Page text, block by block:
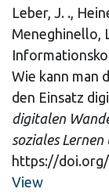
Leber, J. .,
Meneghinello,
Wie kann man
den Einsatz
digitalen
soziales
https://doi.org/
View